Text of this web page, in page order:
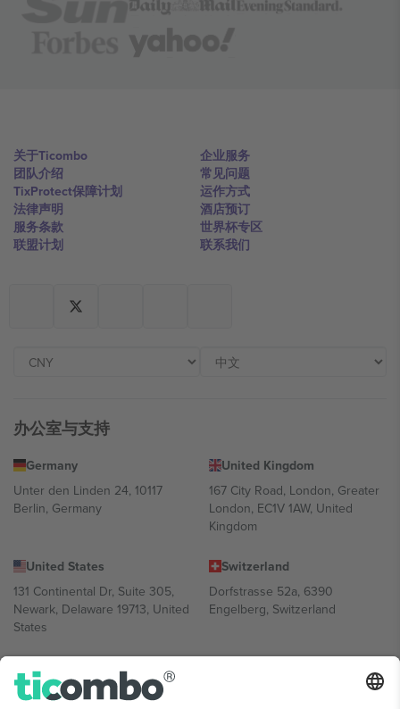
关于Ticombo
团队介绍
TixProtect保障计划
法律声明
服务条款
联盟计划
企业服务
常见问题
运作方式
酒店预订
世界杯专区
联系我们
办公室与支持
Germany
Unter den Linden 24, 10117
Berlin, Germany
United Kingdom
167 City Road, London, Greater
London, EC1V 1AW, United
Kingdom
United States
131 Continental Dr, Suite 305,
Newark, Delaware 19713, United
States
Switzerland
Dorfstrasse 52a, 6390
Engelberg, Switzerland
Bulgaria
Regus Sofia City West, bul
UAE Dubai Silicon Oasis, DDP